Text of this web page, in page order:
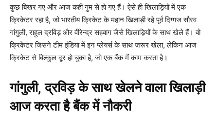
कुछ बिखर गए और आज कहीं गुम से हो गए हैं। ऐसे ही खिलाड़ियों में एक
क्रिकेटर रहा है, जो भारतीय क्रिकेट के महान खिलाड़ी रहे पूर्व दिग्गज सौरव
गांगुली, राहुल द्रविड़ और वीरेन्द्र सहवाग जैसे खिलाड़ियों के साथ खेले हैं। वो
क्रिकेटर जिसने टीम इंडिया में इन प्लेयर्स के साथ जरूर खेला, लेकिन आज
क्रिकेट से बिल्कुल दूर हो चुका है, जो एक बैंक में काम करता है।
गांगुली, द्रविड़ के साथ खेलने वाला खिलाड़ी
आज करता है बैंक में नौकरी